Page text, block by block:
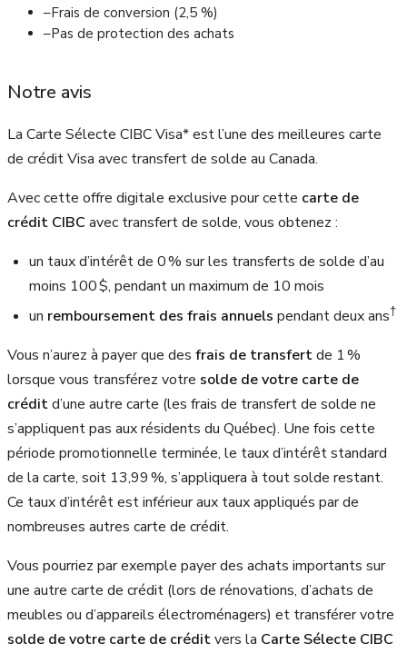
–Frais de conversion (2,5 %)
–Pas de protection des achats
Notre avis
La Carte Sélecte CIBC Visa* est l’une des meilleures carte
de crédit Visa avec transfert de solde au Canada.
Avec cette offre digitale exclusive pour cette carte de
crédit CIBC avec transfert de solde, vous obtenez :
un taux d’intérêt de 0 % sur les transferts de solde d’au
moins 100 $, pendant un maximum de 10 mois
un remboursement des frais annuels pendant deux ans†
Vous n’aurez à payer que des frais de transfertde 1 %
lorsque vous transférez votre solde de votre carte de
créditd’une autre carte (les frais de transfert de solde ne
s’appliquent pas aux résidents du Québec). Une fois cette
période promotionnelle terminée, le taux d’intérêt standard
de la carte, soit 13,99 %, s’appliquera à tout solde restant.
Ce taux d’intérêt est inférieur aux taux appliqués par de
nombreuses autres carte de crédit.
Vous pourriez par exemple payer des achats importants sur
une autre carte de crédit (lors de rénovations, d’achats de
meubles ou d’appareils électroménagers) et transférer votre
solde de votre carte de créditvers la Carte Sélecte CIBC